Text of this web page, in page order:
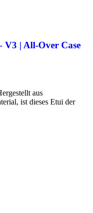
V3 | All-Over Case
aus
ist dieses Etui der